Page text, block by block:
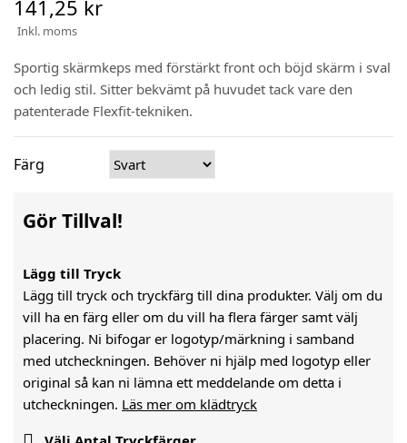
141,25 kr
Inkl. moms
Sportig skärmkeps med förstärkt front och böjd skärm i sval
och ledig stil. Sitter bekvämt på huvudet tack vare den
patenterade Flexfit-tekniken.
Färg
Gör Tillval!
Lägg till Tryck
Lägg till tryck och tryckfärg till dina produkter. Välj om du
vill ha en färg eller om du vill ha flera färger samt välj
placering. Ni bifogar er logotyp/märkning i samband
med utcheckningen. Behöver ni hjälp med logotyp eller
original så kan ni lämna ett meddelande om detta i
utcheckningen. Läs mer om klädtryck